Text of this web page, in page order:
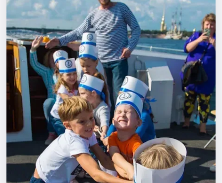
Квесты
Экскурсии
Спорт
События
Площадки
Артисты